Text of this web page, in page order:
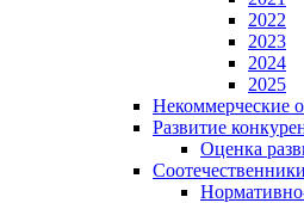
2022
2023
2024
2025
Некоммерческие
Развитие
Оценка
Соотечественники